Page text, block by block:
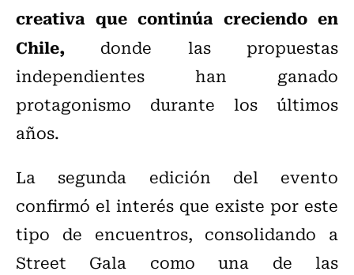
creativa que continúa creciendo en
Chile, donde las propuestas
independientes han ganado
protagonismo durante los últimos
años.
La segunda edición del evento
confirmó el interés que existe por este
tipo de encuentros, consolidando a
Street Gala como una de las